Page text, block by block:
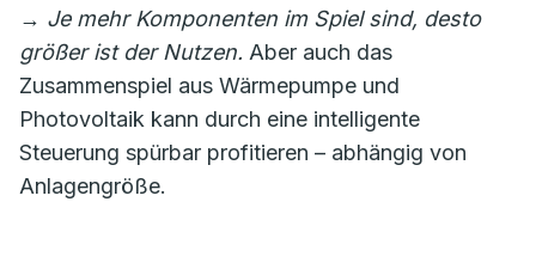
→ Je mehr Komponenten im Spiel sind, desto
größer ist der Nutzen. Aber auch das
Zusammenspiel aus Wärmepumpe und
Photovoltaik kann durch eine intelligente
Steuerung spürbar profitieren – abhängig von
Anlagengröße.